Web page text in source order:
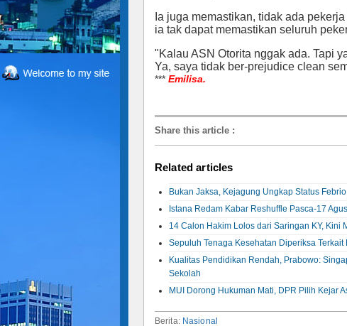
Ia juga memastikan, tidak ada
ia tak dapat memastikan seluruh
"Kalau ASN Otorita nggak ada. Tapi
Ya, saya tidak ber-prejudice clean
*** Emilisa.
Share this article :
Related articles
Bukan Jaksa, Kejagung Ungkap Status
Istana Redam Kabar Reshuffle Pasca-17
14 Calon Hakim Lolos dari Saringan KY, Kini
Sepuluh Tenaga Kesehatan Diperiksa
Kualitas Pendidikan Rendah, Prabowo:
Sekolah
MUI Dorong Hukuman Mati, DPR Pilih Kejar
Berita: Nasional